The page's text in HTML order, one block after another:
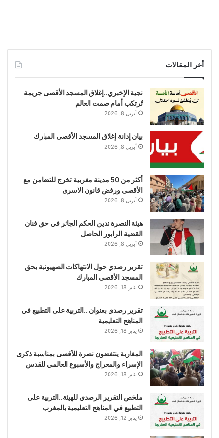
أخر المقالات
نجية الإخبري..إغلاق المسجد الأقصى جريمة
تُرتكب أمام صمت العالم
أبريل 8, 2026
بيان إدانة إغلاق المسجد الأقصى المبارك
أبريل 8, 2026
أكثر من 50 مدينة مغربية تخرج للتضامن مع
الأقصى ورفض قانون الاسرى
أبريل 8, 2026
هيئة النصرة تدين الحكم الجائر في حق فنان
القضية الرابور الحاصل
أبريل 8, 2026
تقرير رصدي حول الانتهاكات الصهيونية بحق
المسجد الأقصى المبارك
يناير 18, 2026
تقرير رصدي بعنوان ..التربية على التطبيع في
المناهج التعليمية
يناير 18, 2026
المغاربة ينتفضون نصرة للأقصى بمناسبة ذكرى
الإسراء والمعراج والأسبوع العالمي للقدس
يناير 18, 2026
ملخص التقرير الرصدي للهيئة..التربية على
التطبيع في المناهج التعليمية بالمغرب
يناير 12, 2026